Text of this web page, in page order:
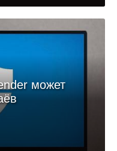
может